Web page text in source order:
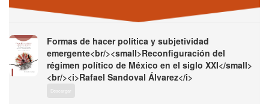
Formas de hacer política y subjetividad
emergente<br/><small>Reconfiguración del
régimen político de México en el siglo XXI</small>
<br/><i>Rafael Sandoval Álvarez</i>
Descargar